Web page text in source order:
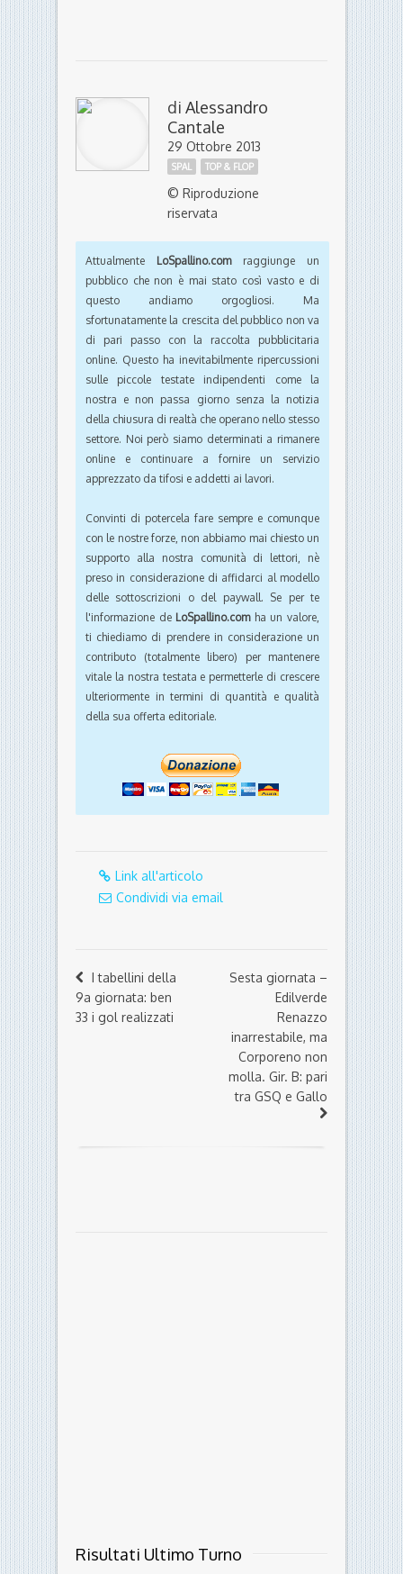
di Alessandro
Cantale
29 Ottobre 2013
SPAL TOP & FLOP
© Riproduzione
riservata
Attualmente LoSpallino.comraggiunge un
pubblico che non è mai stato così vasto e di
questo andiamo orgogliosi. Ma
sfortunatamente la crescita del pubblico non va
di pari passo con la raccolta pubblicitaria
online. Questo ha inevitabilmente ripercussioni
sulle piccole testate indipendenti come la
nostra e non passa giorno senza la notizia
della chiusura di realtà che operano nello stesso
settore. Noi però siamo determinati a rimanere
online e continuare a fornire un servizio
apprezzato da tifosi e addetti ai lavori.
Convinti di potercela fare sempre e comunque
con le nostre forze, non abbiamo mai chiesto un
supporto alla nostra comunità di lettori, nè
preso in considerazione di affidarci al modello
delle sottoscrizioni o del paywall. Se per te
l'informazione de LoSpallino.comha un valore,
ti chiediamo di prendere in considerazione un
contributo (totalmente libero) per mantenere
vitale la nostra testata e permetterle di crescere
ulteriormente in termini di quantità e qualità
della sua offerta editoriale.
Link all'articolo
Condividi via email
I tabellini della
9a giornata: ben
33 i gol realizzati
Sesta giornata –
Edilverde
Renazzo
inarrestabile, ma
Corporeno non
molla. Gir. B: pari
tra GSQ e Gallo
Risultati Ultimo Turno